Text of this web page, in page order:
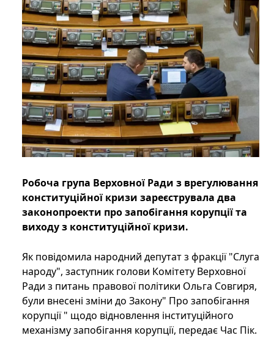
Робоча група Верховної Ради з врегулювання
конституційної кризи зареєструвала два
законопроекти про запобігання корупції та
виходу з конституційної кризи.
Як повідомила народний депутат з фракції "Слуга
народу", заступник голови Комітету Верховної
Ради з питань правової політики Ольга Совгиря,
були внесені зміни до Закону" Про запобігання
корупції " щодо відновлення інституційного
механізму запобігання корупції, передає Час Пік.